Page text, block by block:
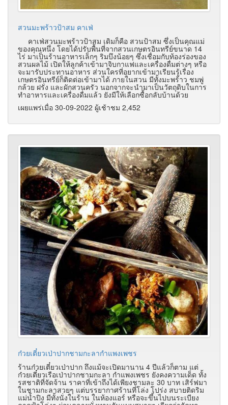
สวนมะพร้าวป้าสม คาเฟ่
คาเฟ่สวนมะพร้าวป้าสม เดิมก็คือ สวนป้าสม ซึ่งเป็นคุณแม่
ของคุณหนึ่ง โดยได้ปรับพื้นที่จากสวนเกษตรอินทรีย์ขนาด 14
ไร่ มาเป็นร้านอาหารเล็กๆ ริมบึงน้อยๆ ซึ่งเชื่อมกับท้องร่องของ
สวนผลไม้ เปิดให้ลูกค้าเข้ามาจิบกาแฟและเครื่องดื่มต่างๆ หรือ
จะมารับประทานอาหาร ส่วนใครที่อยากเข้ามาเรียนรู้เรื่อง
เกษตรอินทรีย์ก็ติดต่อเข้ามาได้ ภายในสวน มีทั้งมะพร้าว ชมพู่
กล้วย ฝรั่ง และผักสวนครัว นอกจากจะนำมาเป็นวัตถุดิบในการ
ทำอาหารและเครื่องดื่มแล้ว ยังมีให้เลือกซื้อกลับบ้านด้วย
เผยแพร่เมื่อ 30-09-2022 ผู้เช้าชม 2,452
ก๋วยเตี๋ยวเป่าปากชามกะลากำแพงเพชร
ร้านก๋วยเตี๋ยวเป่าปาก ถึงแม้จะเปิดมานาน 4 ปีแล้วก็ตาม แต่
ก๋วยเตี๋ยวเรือเป่าปากชามกะลา กำแพงเพชร ยังคงความเด็ด ทั้ง
รสชาติที่จัดจ้าน ราคาที่เข้าถึงได้เพียงชามละ 30 บาท เสิร์ฟมา
ในชามกะลาสวยๆ แต่บรรยากาศร้านที่โล่ง โปร่ง สบายติดริม
แม่น้ำปิง มีทั้งนั่งในร้าน ในห้องแอร์ หรือจะขึ้นไปบนระเบียง